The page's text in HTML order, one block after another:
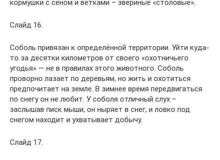
кормушки с сеном и ветками – звериные «столовые».
Слайд 16.
Соболь привязан к определённой территории. Уйти куда-
то за десятки километров от своего «охотничьего
угодья» — не в правилах этого животного. Соболь
проворно лазает по деревьям, но жить и охотиться
предпочитает на земле. В зимнее время передвигаться
по снегу он не любит. У соболя отличный слух –
заслышав писк мыши, он ныряет в снег, и ловко под
снегом находит и ухватывает добычу.
Слайд 17.